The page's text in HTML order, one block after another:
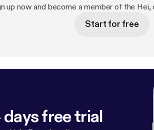
up now and become a member of the
Start for free
free trial